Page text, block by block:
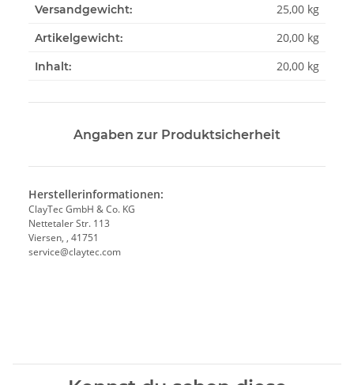
Versandgewicht: 25,00 kg
Artikelgewicht: 20,00 kg
Inhalt: 20,00 kg
Angaben zur Produktsicherheit
Herstellerinformationen:
ClayTec GmbH & Co. KG
Nettetaler Str. 113
Viersen, , 41751
service@claytec.com